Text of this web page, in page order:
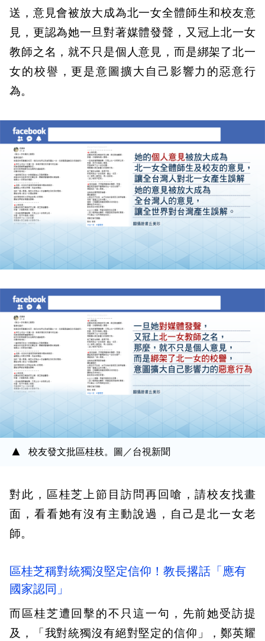
送，意見會被放大成為北一女全體師生和校友意
見，更認為她一旦對著媒體發聲，又冠上北一女
教師之名，就不只是個人意見，而是綁架了北一
女的校譽，更是意圖擴大自己影響力的惡意行
為。
校友發文批區桂枝。圖／台視新聞
對此，區桂芝上節目訪問再回嗆，請校友找畫
面，看看她有沒有主動說過，自己是北一女老
師。
區桂芝稱對統獨沒堅定信仰！教長撂話「應有
國家認同」
而區桂芝遭回擊的不只這一句，先前她受訪提
及，「我對統獨沒有絕對堅定的信仰」，鄭英耀